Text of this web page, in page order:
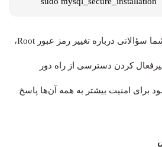
در این مرحله، سیستم از شما سؤالاتی درباره تغییر رمز عبور Root،
کردن دسترسی از راه دور
برای امنیت بیشتر به همه آن‌ها پاسخ